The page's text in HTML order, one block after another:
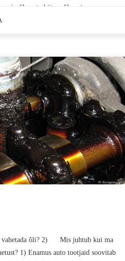
põlemata kütuse lõpuni
võib oluliselt vähendada auto
õli? 2) Mis juhtub kui ma
1) Enamus auto tootjaid soovitab